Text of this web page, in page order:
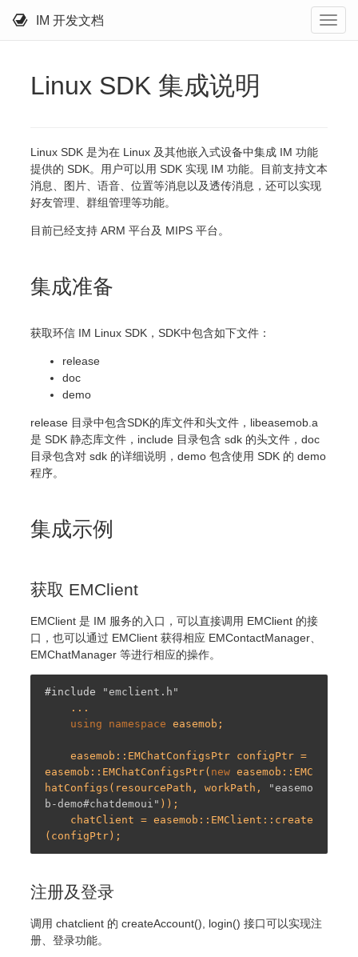
IM 开发文档
Linux SDK 集成说明
Linux SDK 是为在 Linux 及其他嵌入式设备中集成 IM 功能
提供的 SDK。用户可以用 SDK 实现 IM 功能。目前支持文本
消息、图片、语音、位置等消息以及透传消息，还可以实现
好友管理、群组管理等功能。
目前已经支持 ARM 平台及 MIPS 平台。
集成准备
获取环信 IM Linux SDK，SDK中包含如下文件：
release
doc
demo
release 目录中包含SDK的库文件和头文件，libeasemob.a
是 SDK 静态库文件，include 目录包含 sdk 的头文件，doc
目录包含对 sdk 的详细说明，demo 包含使用 SDK 的 demo
程序。
集成示例
获取 EMClient
EMClient 是 IM 服务的入口，可以直接调用 EMClient 的接
口，也可以通过 EMClient 获得相应 EMContactManager、
EMChatManager 等进行相应的操作。
#include
"emclient.h"
using
namespace easemob;
easemob::EMChatConfigsPtr( new easemob::EMC
hatConfigs(resourcePath, workPath,
"easemo
b-demo#chatdemoui" ));
注册及登录
调用 chatclient 的 createAccount(), login() 接口可以实现注
册、登录功能。